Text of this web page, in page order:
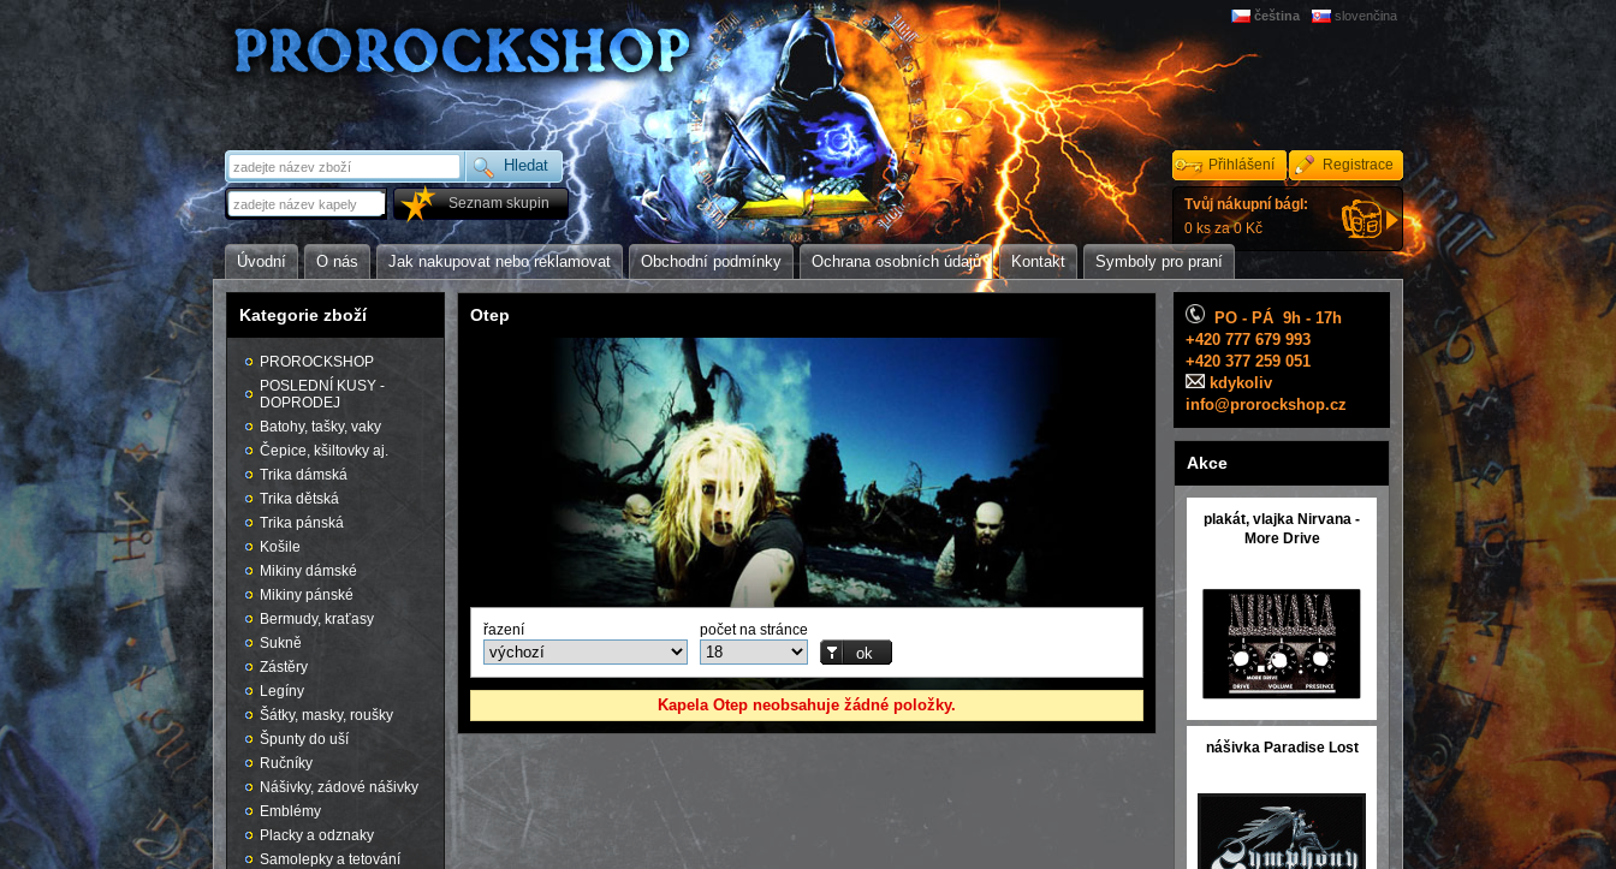
Seznam skupin
Přihlášení Registrace
Úvodní O nás Jak nakupovat nebo reklamovat Obchodní podmínky Ochrana osobních údajů Kontakt Symboly pro praní
čeština slovenčina
Tvůj nákupní bágl:
0 ks za 0 Kč
Otep
řazení počet na stránce
Kapela Otep neobsahuje žádné položky.
Kategorie zboží
PROROCKSHOP
POSLEDNÍ KUSY -
DOPRODEJ
Batohy, tašky, vaky
Čepice, kšiltovky aj.
Trika dámská
Trika dětská
Trika pánská
Košile
Mikiny dámské
Mikiny pánské
Bermudy, kraťasy
Sukně
Zástěry
Legíny
Šátky, masky, roušky
Špunty do uší
Ručníky
Nášivky, zádové nášivky
Emblémy
Placky a odznaky
Samolepky a tetování
PO - PÁ 9h - 17h
+420 777 679 993
+420 377 259 051
kdykoliv
info@prorockshop.cz
Akce
plakát, vlajka Nirvana -
More Drive
nášivka Paradise Lost